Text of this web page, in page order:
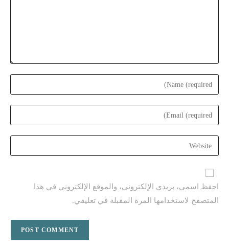
Enter
your
name
comment
Enter
your
email
address
comment
Enter
your
website
احفظ اسمي، بريدي الإلكتروني، والموقع الإلكتروني في هذا
المتصفح لاستخدامها المرة المقبلة في تعليقي.